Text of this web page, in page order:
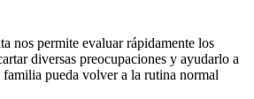
nos permite evaluar rápidamente los
diversas preocupaciones y ayudarlo a
familia pueda volver a la rutina normal